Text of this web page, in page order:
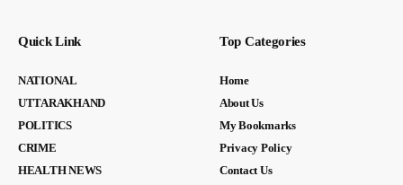
Quick Link
NATIONAL
UTTARAKHAND
POLITICS
CRIME
HEALTH NEWS
Top Categories
Home
About Us
My Bookmarks
Privacy Policy
Contact Us